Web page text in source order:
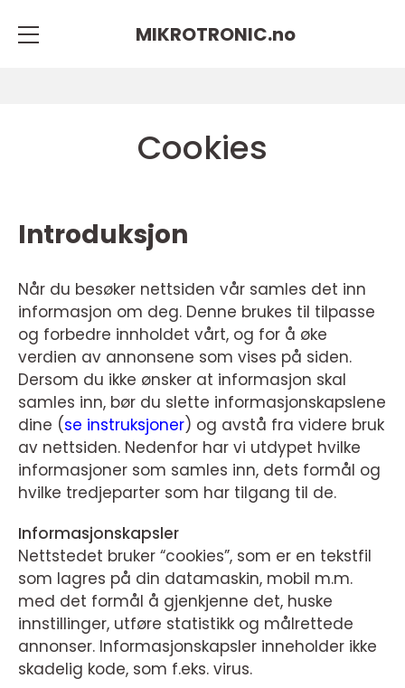
MIKROTRONIC.no
Cookies
Introduksjon
Når du besøker nettsiden vår samles det inn
informasjon om deg. Denne brukes til tilpasse
og forbedre innholdet vårt, og for å øke
verdien av annonsene som vises på siden.
Dersom du ikke ønsker at informasjon skal
samles inn, bør du slette informasjonskapslene
dine (se instruksjoner) og avstå fra videre bruk
av nettsiden. Nedenfor har vi utdypet hvilke
informasjoner som samles inn, dets formål og
hvilke tredjeparter som har tilgang til de.
Informasjonskapsler
Nettstedet bruker “cookies”, som er en tekstfil
som lagres på din datamaskin, mobil m.m.
med det formål å gjenkjenne det, huske
innstillinger, utføre statistikk og målrettede
annonser. Informasjonskapsler inneholder ikke
skadelig kode, som f.eks. virus.